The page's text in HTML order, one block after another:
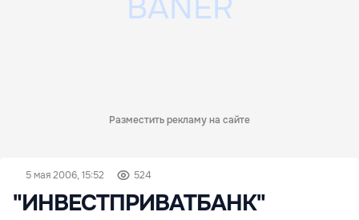
Разместить рекламу на сайте
5 мая 2006, 15:52 524
"ИНВЕСТПРИВАТБАНК"